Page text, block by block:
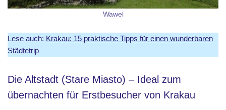
Wawel
Lese auch: Krakau: 15 praktische Tipps für einen wunderbaren
Städtetrip
Die Altstadt (Stare Miasto) – Ideal zum
übernachten für Erstbesucher von Krakau